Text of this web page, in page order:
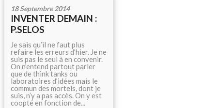
18 Septembre 2014
INVENTER DEMAIN :
P.SELOS
Je sais qu’il ne faut plus
refaire les erreurs d’hier. Je ne
suis pas le seul à en convenir.
On n’entend partout parler
que de think tanks ou
laboratoires d’idées mais le
commun des mortels, dont je
suis, n’y a pas accès. On y est
coopté en fonction de...